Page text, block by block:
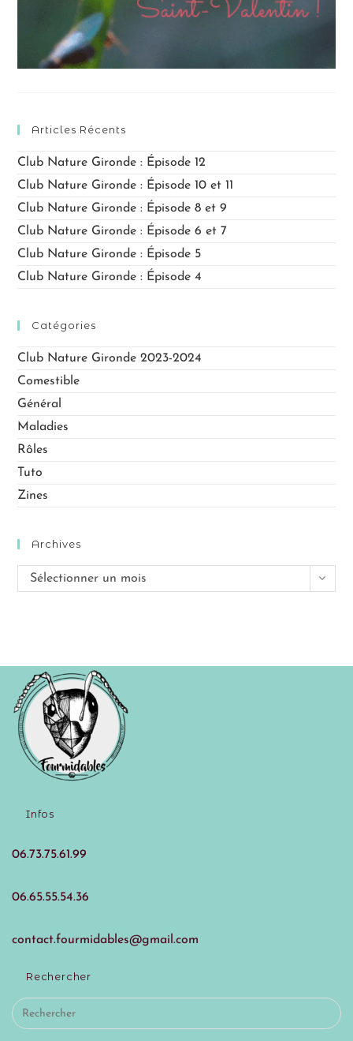
Articles Récents
Club Nature Gironde : Épisode 12
Club Nature Gironde : Épisode 10 et 11
Club Nature Gironde : Épisode 8 et 9
Club Nature Gironde : Épisode 6 et 7
Club Nature Gironde : Épisode 5
Club Nature Gironde : Épisode 4
Catégories
Club Nature Gironde 2023-2024
Comestible
Général
Maladies
Rôles
Tuto
Zines
Archives
Sélectionner un mois
Infos
06.73.75.61.99
06.65.55.54.36
contact.fourmidables@gmail.com
Rechercher